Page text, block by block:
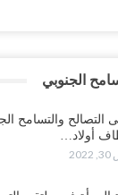
الجنوبي
التصالح والتسامح
أولاد…